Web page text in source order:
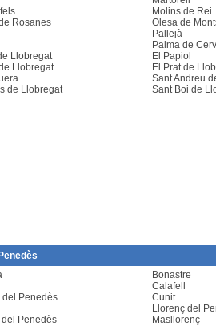
Rosanes
Llobregat
Llobregat
de Llobregat
Molins de Rei
Olesa de
Pallejà
Palma de
El Papiol
El Prat de
Sant Andreu
Sant Boi de
del Penedès
del Penedès
Bonastre
Calafell
Cunit
Llorenç del
Masllorenç